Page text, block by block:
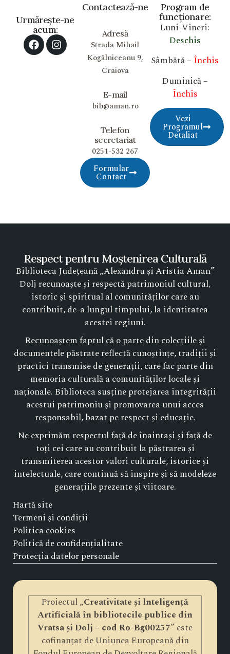
Program de
funcționare:
Luni-Vineri:
Deschis
Sâmbătă – Închis
Duminică –
Închis
Vezi
Programul
Detaliat
Contactează-ne
Adresă
Strada Mihail
Kogălniceanu 9,
Craiova
E-mail
bib@aman.ro
Telefon
secretariat
0251-532 267
Formular
Contact
Urmărește-ne
acum:
Respect pentru Moștenirea Culturală
Biblioteca Județeană „Alexandru și Aristia Aman”
Dolj recunoaște și respectă patrimoniul cultural,
istoric și spiritual al comunităților care au
contribuit, de-a lungul timpului, la identitatea
acestei regiuni.
Recunoaștem faptul că o parte din colecțiile și
documentele păstrate reflectă cunoștințe, tradiții și
practici transmise de generații, care fac parte din
memoria culturală a comunităților locale și
naționale. Biblioteca susține protejarea integrității
acestui patrimoniu și promovarea unui acces
responsabil, bazat pe respect și educație.
Ne exprimăm respectul față de înaintași și față de
toți cei care au contribuit la păstrarea și
transmiterea acestor valori culturale, istorice și
intelectuale, care continuă să inspire și să modeleze
generațiile prezente și viitoare.
Hartă site
Termeni și condiții
Politica cookies
Politică de confidențialitate
Protecția datelor personale
Proiectul „Creativitate și lnteligență
Artificială în bibliotecile publice din
Vratsa și Dolj – cod Ro-Bg00257” este
cofinanțat de Uniunea Europeană din